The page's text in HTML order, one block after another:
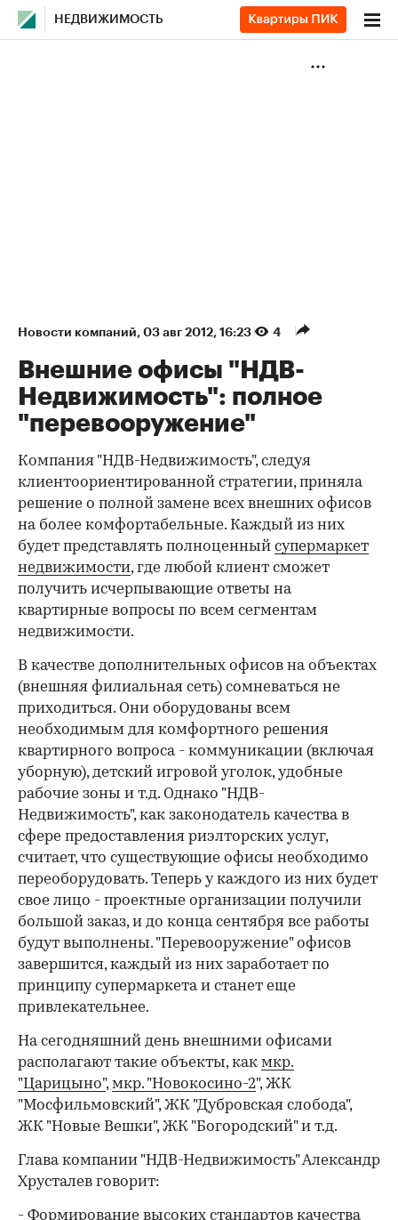
НЕДВИЖИМОСТЬ
Новости компаний⁠, 03 авг 2012, 16:23 4
Внешние офисы "НДВ-
Недвижимость": полное
"перевооружение"
Компания "НДВ-Недвижимость", следуя
клиентоориентированной стратегии, приняла
решение о полной замене всех внешних офисов
на более комфортабельные. Каждый из них
будет представлять полноценный супермаркет
недвижимости, где любой клиент сможет
получить исчерпывающие ответы на
квартирные вопросы по всем сегментам
недвижимости.
В качестве дополнительных офисов на объектах
(внешняя филиальная сеть) сомневаться не
приходиться. Они оборудованы всем
необходимым для комфортного решения
квартирного вопроса - коммуникации (включая
уборную), детский игровой уголок, удобные
рабочие зоны и т.д. Однако "НДВ-
Недвижимость", как законодатель качества в
сфере предоставления риэлторских услуг,
считает, что существующие офисы необходимо
переоборудовать. Теперь у каждого из них будет
свое лицо - проектные организации получили
большой заказ, и до конца сентября все работы
будут выполнены. "Перевооружение" офисов
завершится, каждый из них заработает по
принципу супермаркета и станет еще
привлекательнее.
На сегодняшний день внешними офисами
располагают такие объекты, как мкр.
"Царицыно",мкр. "Новокосино-2", ЖК
"Мосфильмовский", ЖК "Дубровская слобода",
ЖК "Новые Вешки", ЖК "Богородский" и т.д.
Глава компании "НДВ-Недвижимость" Александр
Хрусталев говорит:
- Формирование высоких стандартов качества